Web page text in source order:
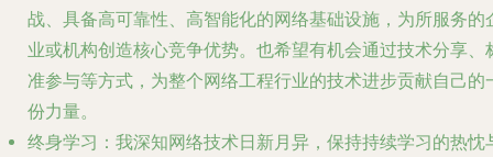
战、具备高可靠性、高智能化的网络基础设施，为所服务的
业或机构创造核心竞争优势。也希望有机会通过技术分享、
准参与等方式，为整个网络工程行业的技术进步贡献自己的
份力量。
终身学习 ：我深知网络技术日新月异，保持持续学习的热忱